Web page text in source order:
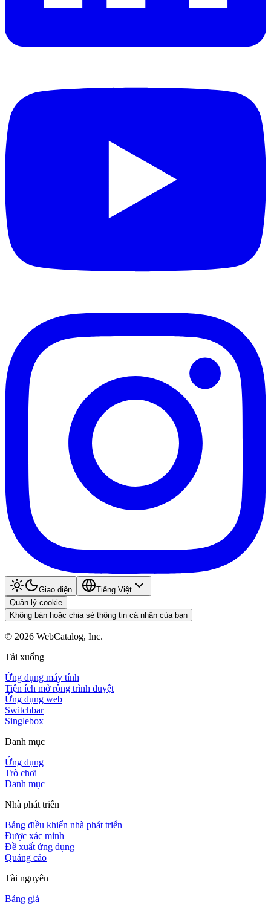
Giao diện
Tiếng Việt
Quản lý cookie
Không bán hoặc chia sẻ thông tin cá nhân của bạn
© 2026 WebCatalog, Inc.
Tải xuống
Ứng dụng máy tính
Tiện ích mở rộng trình duyệt
Ứng dụng web
Switchbar
Singlebox
Danh mục
Ứng dụng
Trò chơi
Danh mục
Nhà phát triển
Bảng điều khiển nhà phát triển
Được xác minh
Đề xuất ứng dụng
Quảng cáo
Tài nguyên
Bảng giá